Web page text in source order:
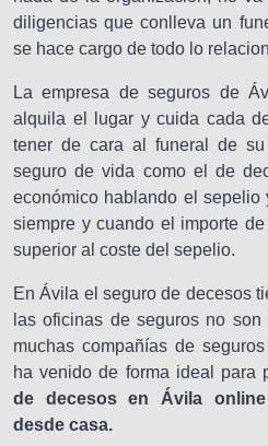
diligencias que conlleva un
se hace cargo de todo lo
La empresa de seguros de
alquila el lugar y cuida cada
tener de cara al funeral de su
seguro de vida como el de
económico hablando el sepelio
siempre y cuando el importe
superior al coste del sepelio.
En Ávila el seguro de decesos
las oficinas de seguros no
muchas compañías de
ha venido de forma ideal para
de decesos en Ávila
desde casa.